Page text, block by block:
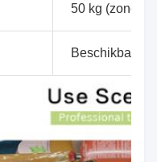
50 kg (zonder
Beschikbaar